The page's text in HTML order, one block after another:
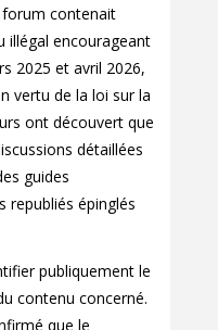
forum contenait
illégal encourageant
2025 et avril 2026,
vertu de la loi sur la
ont découvert que
détaillées
guides
republiés épinglés
publiquement le
contenu concerné.
que le